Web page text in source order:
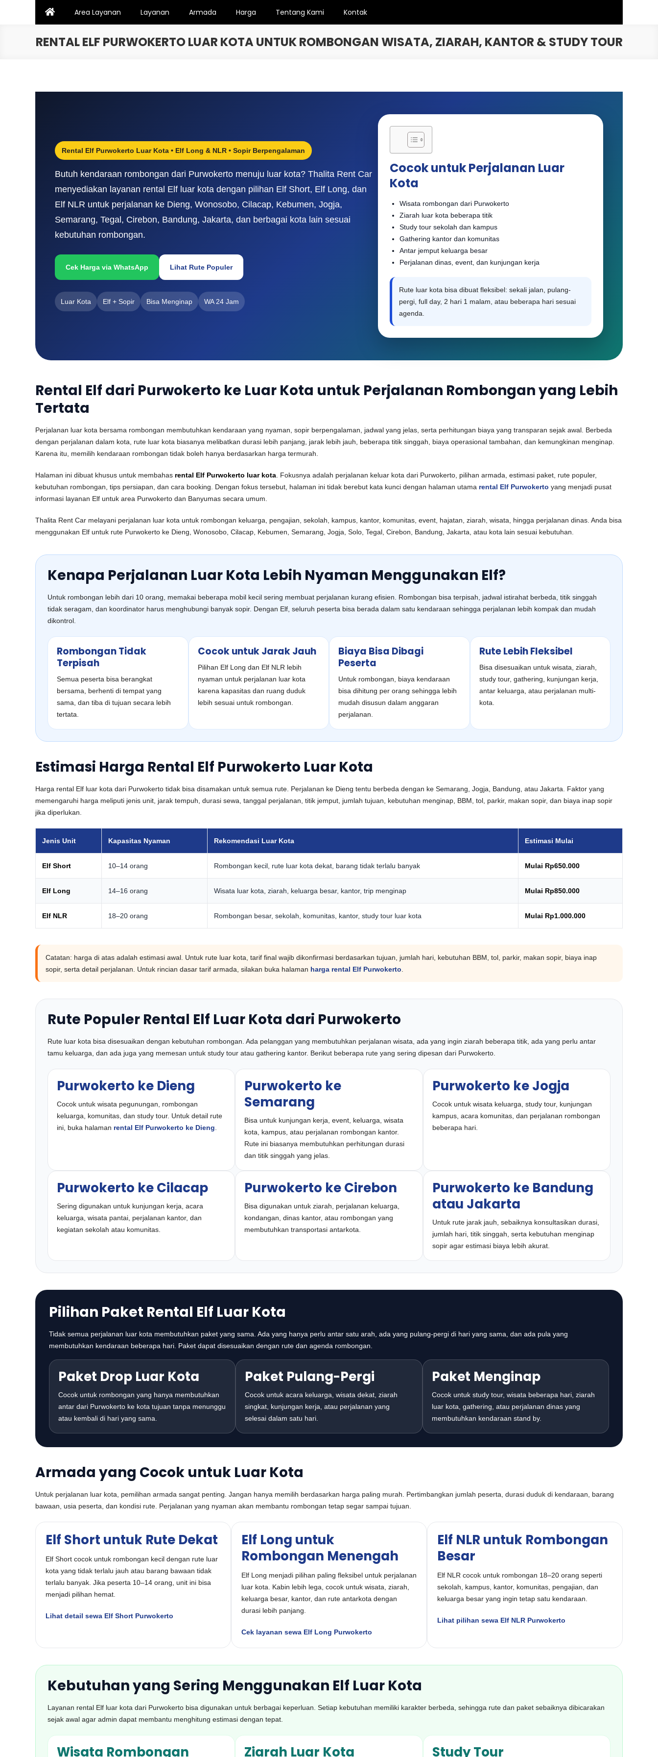
Area Layanan Layanan Armada Harga Tentang Kami Kontak
RENTAL ELF PURWOKERTO LUAR KOTA UNTUK ROMBONGAN WISATA, ZIARAH, KANTOR & STUDY TOUR
Rental Elf Purwokerto Luar Kota • Elf Long & NLR • Sopir Berpengalaman
Butuh kendaraan rombongan dari Purwokerto menuju luar kota? Thalita Rent Car
menyediakan layanan rental Elf luar kota dengan pilihan Elf Short, Elf Long, dan
Elf NLR untuk perjalanan ke Dieng, Wonosobo, Cilacap, Kebumen, Jogja,
Semarang, Tegal, Cirebon, Bandung, Jakarta, dan berbagai kota lain sesuai
kebutuhan rombongan.
Cek Harga via WhatsApp Lihat Rute Populer
Luar Kota Elf + Sopir Bisa Menginap WA 24 Jam
Cocok untuk Perjalanan Luar
Kota
Wisata rombongan dari Purwokerto
Ziarah luar kota beberapa titik
Study tour sekolah dan kampus
Gathering kantor dan komunitas
Antar jemput keluarga besar
Perjalanan dinas, event, dan kunjungan kerja
Rute luar kota bisa dibuat fleksibel: sekali jalan, pulang-
pergi, full day, 2 hari 1 malam, atau beberapa hari sesuai
agenda.
Rental Elf dari Purwokerto ke Luar Kota untuk Perjalanan Rombongan yang Lebih
Tertata
Perjalanan luar kota bersama rombongan membutuhkan kendaraan yang nyaman, sopir berpengalaman, jadwal yang jelas, serta perhitungan biaya yang transparan sejak awal. Berbeda
dengan perjalanan dalam kota, rute luar kota biasanya melibatkan durasi lebih panjang, jarak lebih jauh, beberapa titik singgah, biaya operasional tambahan, dan kemungkinan menginap.
Karena itu, memilih kendaraan rombongan tidak boleh hanya berdasarkan harga termurah.
Halaman ini dibuat khusus untuk membahas rental Elf Purwokerto luar kota . Fokusnya adalah perjalanan keluar kota dari Purwokerto, pilihan armada, estimasi paket, rute populer,
kebutuhan rombongan, tips persiapan, dan cara booking. Dengan fokus tersebut, halaman ini tidak berebut kata kunci dengan halaman utama rental Elf Purwokerto yang menjadi pusat
informasi layanan Elf untuk area Purwokerto dan Banyumas secara umum.
Thalita Rent Car melayani perjalanan luar kota untuk rombongan keluarga, pengajian, sekolah, kampus, kantor, komunitas, event, hajatan, ziarah, wisata, hingga perjalanan dinas. Anda bisa
menggunakan Elf untuk rute Purwokerto ke Dieng, Wonosobo, Cilacap, Kebumen, Semarang, Jogja, Solo, Tegal, Cirebon, Bandung, Jakarta, atau kota lain sesuai kebutuhan.
Kenapa Perjalanan Luar Kota Lebih Nyaman Menggunakan Elf?
Untuk rombongan lebih dari 10 orang, memakai beberapa mobil kecil sering membuat perjalanan kurang efisien. Rombongan bisa terpisah, jadwal istirahat berbeda, titik singgah
tidak seragam, dan koordinator harus menghubungi banyak sopir. Dengan Elf, seluruh peserta bisa berada dalam satu kendaraan sehingga perjalanan lebih kompak dan mudah
dikontrol.
Rombongan Tidak
Terpisah
Semua peserta bisa berangkat
bersama, berhenti di tempat yang
sama, dan tiba di tujuan secara lebih
tertata.
Cocok untuk Jarak Jauh
Pilihan Elf Long dan Elf NLR lebih
nyaman untuk perjalanan luar kota
karena kapasitas dan ruang duduk
lebih sesuai untuk rombongan.
Biaya Bisa Dibagi
Peserta
Untuk rombongan, biaya kendaraan
bisa dihitung per orang sehingga lebih
mudah disusun dalam anggaran
perjalanan.
Rute Lebih Fleksibel
Bisa disesuaikan untuk wisata, ziarah,
study tour, gathering, kunjungan kerja,
antar keluarga, atau perjalanan multi-
kota.
Estimasi Harga Rental Elf Purwokerto Luar Kota
Harga rental Elf luar kota dari Purwokerto tidak bisa disamakan untuk semua rute. Perjalanan ke Dieng tentu berbeda dengan ke Semarang, Jogja, Bandung, atau Jakarta. Faktor yang
memengaruhi harga meliputi jenis unit, jarak tempuh, durasi sewa, tanggal perjalanan, titik jemput, jumlah tujuan, kebutuhan menginap, BBM, tol, parkir, makan sopir, dan biaya inap sopir
jika diperlukan.
Jenis Unit Kapasitas Nyaman Rekomendasi Luar Kota Estimasi Mulai
Elf Short 10–14 orang Rombongan kecil, rute luar kota dekat, barang tidak terlalu banyak Mulai Rp650.000
Elf Long 14–16 orang Wisata luar kota, ziarah, keluarga besar, kantor, trip menginap Mulai Rp850.000
Elf NLR 18–20 orang Rombongan besar, sekolah, komunitas, kantor, study tour luar kota Mulai Rp1.000.000
Catatan: harga di atas adalah estimasi awal. Untuk rute luar kota, tarif final wajib dikonfirmasi berdasarkan tujuan, jumlah hari, kebutuhan BBM, tol, parkir, makan sopir, biaya inap
sopir, serta detail perjalanan. Untuk rincian dasar tarif armada, silakan buka halaman harga rental Elf Purwokerto
Rute Populer Rental Elf Luar Kota dari Purwokerto
Rute luar kota bisa disesuaikan dengan kebutuhan rombongan. Ada pelanggan yang membutuhkan perjalanan wisata, ada yang ingin ziarah beberapa titik, ada yang perlu antar
tamu keluarga, dan ada juga yang memesan untuk study tour atau gathering kantor. Berikut beberapa rute yang sering dipesan dari Purwokerto.
Purwokerto ke Dieng
Cocok untuk wisata pegunungan, rombongan
keluarga, komunitas, dan study tour. Untuk detail rute
ini, buka halaman rental Elf Purwokerto ke Dieng
Purwokerto ke
Semarang
Bisa untuk kunjungan kerja, event, keluarga, wisata
kota, kampus, atau perjalanan rombongan kantor.
Rute ini biasanya membutuhkan perhitungan durasi
dan titik singgah yang jelas.
Purwokerto ke Jogja
Cocok untuk wisata keluarga, study tour, kunjungan
kampus, acara komunitas, dan perjalanan rombongan
beberapa hari.
Purwokerto ke Cilacap
Sering digunakan untuk kunjungan kerja, acara
keluarga, wisata pantai, perjalanan kantor, dan
kegiatan sekolah atau komunitas.
Purwokerto ke Cirebon
Bisa digunakan untuk ziarah, perjalanan keluarga,
kondangan, dinas kantor, atau rombongan yang
membutuhkan transportasi antarkota.
Purwokerto ke Bandung
atau Jakarta
Untuk rute jarak jauh, sebaiknya konsultasikan durasi,
jumlah hari, titik singgah, serta kebutuhan menginap
sopir agar estimasi biaya lebih akurat.
Pilihan Paket Rental Elf Luar Kota
Tidak semua perjalanan luar kota membutuhkan paket yang sama. Ada yang hanya perlu antar satu arah, ada yang pulang-pergi di hari yang sama, dan ada pula yang
membutuhkan kendaraan beberapa hari. Paket dapat disesuaikan dengan rute dan agenda rombongan.
Paket Drop Luar Kota
Cocok untuk rombongan yang hanya membutuhkan
antar dari Purwokerto ke kota tujuan tanpa menunggu
atau kembali di hari yang sama.
Paket Pulang-Pergi
Cocok untuk acara keluarga, wisata dekat, ziarah
singkat, kunjungan kerja, atau perjalanan yang
selesai dalam satu hari.
Paket Menginap
Cocok untuk study tour, wisata beberapa hari, ziarah
luar kota, gathering, atau perjalanan dinas yang
membutuhkan kendaraan stand by.
Armada yang Cocok untuk Luar Kota
Untuk perjalanan luar kota, pemilihan armada sangat penting. Jangan hanya memilih berdasarkan harga paling murah. Pertimbangkan jumlah peserta, durasi duduk di kendaraan, barang
bawaan, usia peserta, dan kondisi rute. Perjalanan yang nyaman akan membantu rombongan tetap segar sampai tujuan.
Elf Short untuk Rute Dekat
Elf Short cocok untuk rombongan kecil dengan rute luar
kota yang tidak terlalu jauh atau barang bawaan tidak
terlalu banyak. Jika peserta 10–14 orang, unit ini bisa
menjadi pilihan hemat.
Lihat detail sewa Elf Short Purwokerto
Elf Long untuk
Rombongan Menengah
Elf Long menjadi pilihan paling fleksibel untuk perjalanan
luar kota. Kabin lebih lega, cocok untuk wisata, ziarah,
keluarga besar, kantor, dan rute antarkota dengan
durasi lebih panjang.
Cek layanan sewa Elf Long Purwokerto
Elf NLR untuk Rombongan
Besar
Elf NLR cocok untuk rombongan 18–20 orang seperti
sekolah, kampus, kantor, komunitas, pengajian, dan
keluarga besar yang ingin tetap satu kendaraan.
Lihat pilihan sewa Elf NLR Purwokerto
Kebutuhan yang Sering Menggunakan Elf Luar Kota
Layanan rental Elf luar kota dari Purwokerto bisa digunakan untuk berbagai keperluan. Setiap kebutuhan memiliki karakter berbeda, sehingga rute dan paket sebaiknya dibicarakan
sejak awal agar admin dapat membantu menghitung estimasi dengan tepat.
Wisata Rombongan Ziarah Luar Kota Study Tour